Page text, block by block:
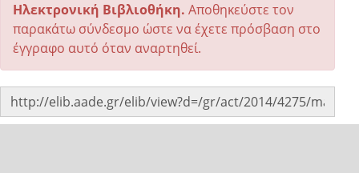
Ηλεκτρονική Βιβλιοθήκη. Αποθηκεύστε τον
παρακάτω σύνδεσμο ώστε να έχετε πρόσβαση στο
έγγραφο αυτό όταν αναρτηθεί.